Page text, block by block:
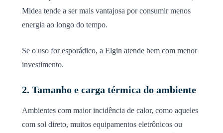
Midea tende a ser mais vantajosa por consumir menos
energia ao longo do tempo.
Se o uso for esporádico, a Elgin atende bem com menor
investimento.
2. Tamanho e carga térmica do ambiente
Ambientes com maior incidência de calor, como aqueles
com sol direto, muitos equipamentos eletrônicos ou